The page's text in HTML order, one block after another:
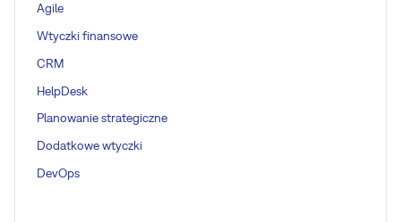
Agile
Wtyczki finansowe
CRM
HelpDesk
Planowanie strategiczne
Dodatkowe wtyczki
DevOps